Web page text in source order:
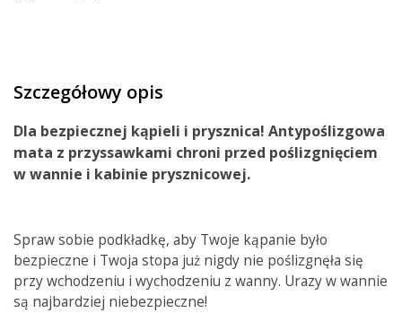
Szczegółowy opis
Dla bezpiecznej kąpieli i prysznica! Antypoślizgowa
mata z przyssawkami chroni przed poślizgnięciem
w wannie i kabinie prysznicowej.
Spraw sobie podkładkę, aby Twoje kąpanie było
bezpieczne i Twoja stopa już nigdy nie poślizgnęła się
przy wchodzeniu i wychodzeniu z wanny. Urazy w wannie
są najbardziej niebezpieczne!